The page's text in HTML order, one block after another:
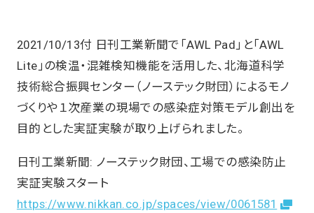
2021/10/13付 日刊工業新聞で「AWL Pad」と「AWL
Lite」の検温・混雑検知機能を活用した、北海道科学
技術総合振興センター（ノーステック財団）によるモノ
づくりや１次産業の現場での感染症対策モデル創出を
目的とした実証実験が取り上げられました。
日刊工業新聞: ノーステック財団、工場での感染防止
実証実験スタート
https://www.nikkan.co.jp/spaces/view/0061581